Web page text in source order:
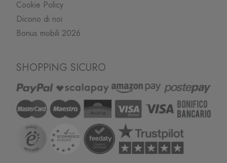
Cookie Policy
Dicono di noi
Bonus mobili 2026
SHOPPING SICURO